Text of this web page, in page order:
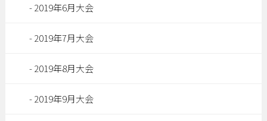
2019年6月大会
2019年7月大会
2019年8月大会
2019年9月大会